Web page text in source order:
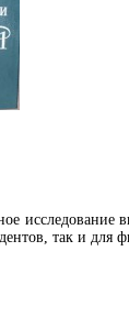
исследование
так и для